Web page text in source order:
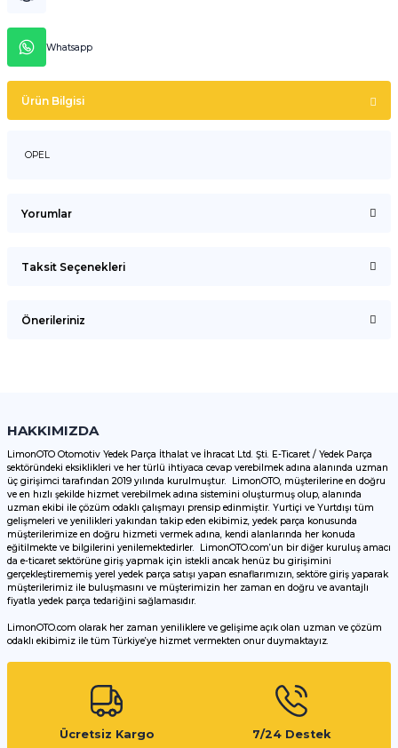
Whatsapp
Ürün Bilgisi
OPEL
Yorumlar
Taksit Seçenekleri
Önerileriniz
Görüş ve önerileriniz için teşekkür ederiz.
Ürün resmi kalitesiz, bozuk veya görüntülenemiyor.
Ürün açıklamasında eksik bilgiler bulunuyor.
Ürün bilgilerinde hatalar bulunuyor.
Ürün fiyatı diğer sitelerden daha pahalı.
Bu ürüne benzer farklı alternatifler olmalı.
HAKKIMIZDA
LimonOTO Otomotiv Yedek Parça İthalat ve İhracat Ltd. Şti. E-Ticaret / Yedek Parça
sektöründeki eksiklikleri ve her türlü ihtiyaca cevap verebilmek adına alanında uzman
üç girişimci tarafından 2019 yılında kurulmuştur. LimonOTO, müşterilerine en doğru
ve en hızlı şekilde hizmet verebilmek adına sistemini oluşturmuş olup, alanında
uzman ekibi ile çözüm odaklı çalışmayı prensip edinmiştir. Yurtiçi ve Yurtdışı tüm
gelişmeleri ve yenilikleri yakından takip eden ekibimiz, yedek parça konusunda
müşterilerimize en doğru hizmeti vermek adına, kendi alanlarında her konuda
eğitilmekte ve bilgilerini yenilemektedirler. LimonOTO.com’un bir diğer kuruluş amacı
da e-ticaret sektörüne giriş yapmak için istekli ancak henüz bu girişimini
gerçekleştirememiş yerel yedek parça satışı yapan esnaflarımızın, sektöre giriş yaparak
müşterilerimiz ile buluşmasını ve müşterimizin her zaman en doğru ve avantajlı
fiyatla yedek parça tedariğini sağlamasıdır.
LimonOTO.com olarak her zaman yeniliklere ve gelişime açık olan uzman ve çözüm
odaklı ekibimiz ile tüm Türkiye’ye hizmet vermekten onur duymaktayız.
Ücretsiz Kargo
7/24 Destek